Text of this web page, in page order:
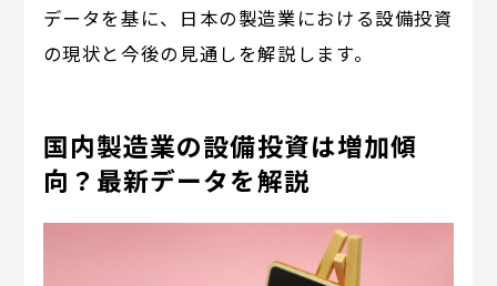
データを基に、日本の製造業における設備投資
の現状と今後の見通しを解説します。
国内製造業の設備投資は増加傾
向？最新データを解説